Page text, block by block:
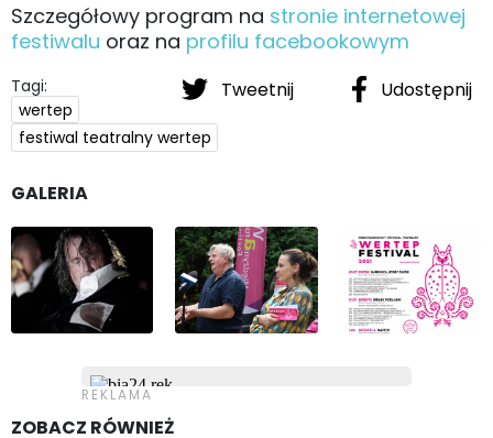
Szczegółowy program na stronie internetowej
festiwalu oraz na profilu facebookowym
Tweetnij Udostępnij
Tagi:
wertep
festiwal teatralny wertep
GALERIA
ZOBACZ RÓWNIEŻ